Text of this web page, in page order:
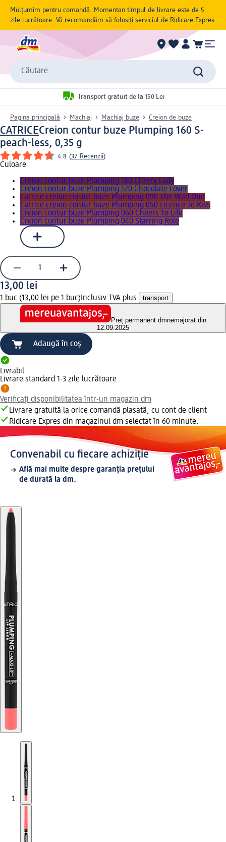
Mulțumim pentru comandă. Momentan timpul de livrare este de 5
zile lucrătoare. Vă recomandăm să folosiți serviciul de Ridicare Expres
Căutare
Transport gratuit de la 150 Lei
Pagina principală Machiaj Machiaj buze Creion de buze
CATRICECreion contur buze Plumping 160 S-
peach-less, 0,35 g
4.8 (37 Recenzii)
Culoare
Creion contur buze Plumping 180 Cherry Lady
Creion contur buze Plumping 170 Chocolate Lover
Catrice creion contur buze Plumping 090 The Wild One
Catrice creion contur buze Plumping 050 Licence To Kiss
Creion contur buze Plumping 060 Cheers To Life
Creion contur buze Plumping 040 Starring Role
13,00 lei
1 buc (13,00 lei pe 1 buc) Inclusiv TVA plus transport
Preț permanent dmnemajorat din
12.09.2025
Adaugă în coș
Livrabil
Livrare standard 1-3 zile lucrătoare
Verificați disponibilitatea într-un magazin dm
Livrare gratuită la orice comandă plasată, cu cont de client
Ridicare Expres din magazinul dm selectat în 60 minute.
Convenabil cu fiecare achiziție
Află mai multe despre garanția prețului
de durată la dm.